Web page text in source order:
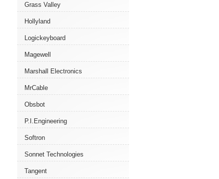
Grass Valley
Hollyland
Logickeyboard
Magewell
Marshall Electronics
MrCable
Obsbot
P.I.Engineering
Softron
Sonnet Technologies
Tangent